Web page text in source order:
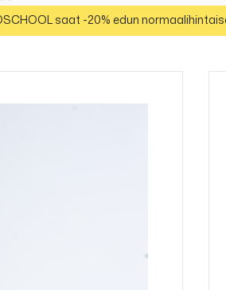
saat -20% edun